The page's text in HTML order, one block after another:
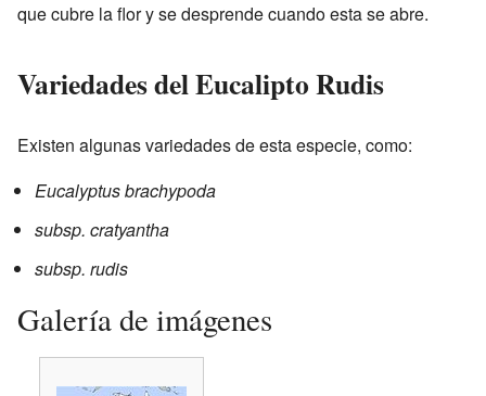
que cubre la flor y se desprende cuando esta se abre.
Variedades del Eucalipto Rudis
Existen algunas variedades de esta especie, como:
Eucalyptus brachypoda
subsp. cratyantha
subsp. rudis
Galería de imágenes